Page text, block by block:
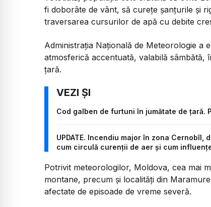
fi doborâte de vânt, să curețe șanțurile și
traversarea cursurilor de apă cu debite
Administrația Națională de Meteorologie a
atmosferică accentuată, valabilă sâmbătă,
țară.
Cod galben de furtuni în jumătate de țară.
UPDATE. Incendiu major în zona
cum circulă curenții de aer și cum
Potrivit meteorologilor, Moldova, cea mai
montane, precum și localități din
afectate de episoade de vreme severă.